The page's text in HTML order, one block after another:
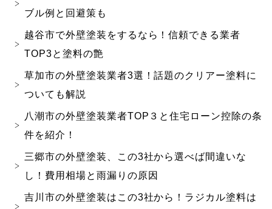
ブル例と回避策も
越谷市で外壁塗装をするなら！信頼できる業者
TOP3と塗料の艶
草加市の外壁塗装業者3選！話題のクリアー塗料に
ついても解説
八潮市の外壁塗装業者TOP３と住宅ローン控除の条
件を紹介！
三郷市の外壁塗装、この3社から選べば間違いな
し！費用相場と雨漏りの原因
吉川市の外壁塗装はこの3社から！ラジカル塗料は